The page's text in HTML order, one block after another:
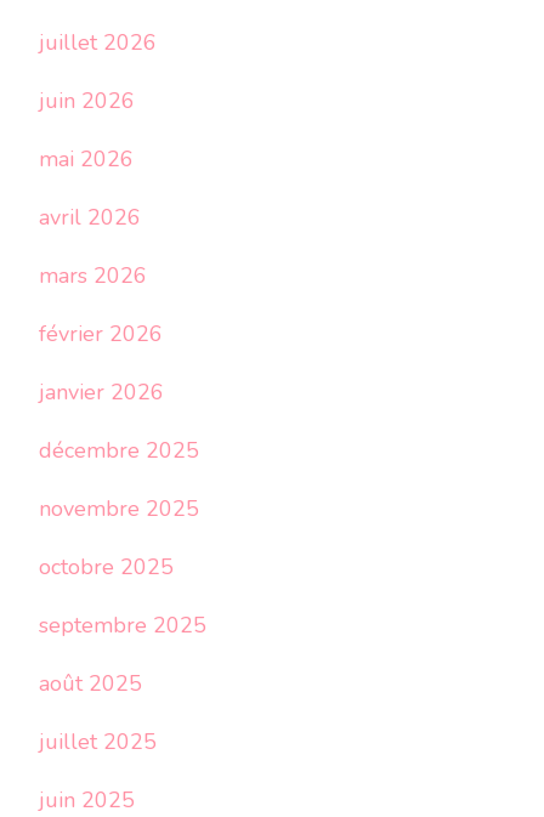
juillet 2026
juin 2026
mai 2026
avril 2026
mars 2026
février 2026
janvier 2026
décembre 2025
novembre 2025
octobre 2025
septembre 2025
août 2025
juillet 2025
juin 2025